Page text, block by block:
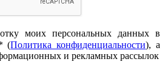
моих персональных данных в
(Политика конфиденциальности), а
и рекламных рассылок